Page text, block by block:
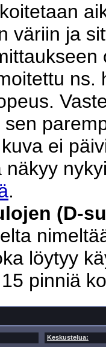
väriin ja
ns.
ei
näkyy
.
(D-
löytyy
pinniä
Keskustelua: